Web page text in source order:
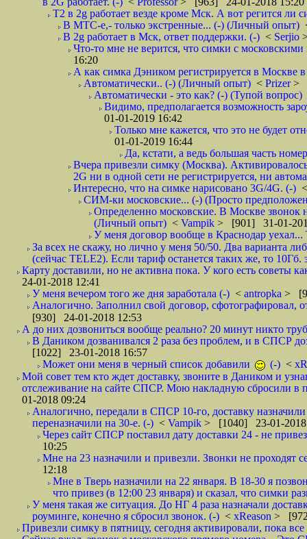
T2 в 2g работает везде кроме Мск. А вот регится
В МТС-е,- только экстренные... (-) (Личный опыт)
В 2g работает в Мск, ответ поддержки. (-) < Serjio
Что-то мне не верится, что симки с
16:20
А как симка Дэником регистрируется в Москве
Автоматически.. (-) (Личный опыт) < Prizer>
Автоматически - это как? (-) (Тупой вопрос)
Видимо, предполагается возможность
01-01-2019 16:42
Только мне кажется, что это не будет
01-01-2019 16:44
Да, кстати, а ведь большая часть
Вчера привезли симку (Москва).
2G ни в одной сети не регистрируется, ни
Интересно, что на симке нарисовано 3G/4G. (-)
СИМ-ки московские... (-) (Просто
Определенно московские. В Москве звонок
(Личный опыт) < Vampik > [901] 31-01-
У меня договор вообще в Краснодар
За всех не скажу, но лично у меня 50/50. Два варианта
(сейчас TELE2). Если тариф останется таких же, то
Карту доставили, но не активна пока. У кого есть советы
24-01-2018 12:41
У меня вечером того же дня заработала (-) < antropka >
Аналогично. Заполнил свой договор,
[930] 24-01-2018 12:53
А до них дозвониться вообще реально? 20 минут никто
В Даником дозванивался 2 раза без проблем, и в СПСР
[1022] 23-01-2018 16:57
Может они меня в черный список добавили
(-) <
Мой совет тем кто ждет доставку, звоните в Даником и
отслеживание на сайте СПСР. Мою накладную сбросили
01-2018 09:24
Аналогично, передали в СПСР 10-го, доставку
переназначили на 30-е. (-) < Vampik > [1040] 23-01-2018
Через сайт СПСР поставил дату доставки 24 - не
10:25
Мне на 23 назначили и привезли. Звонки не
12:18
Мне в Тверь назначили на 22 января. В 18-30 я
что привез (в 12:00 23 января) и сказал, что симки
У меня такая же ситуация. До НГ 4 раза назначали
роуминге, конечно я сбросил звонок. (-) < xReason >
Привезли симку в пятницу, сегодня активировали, пока